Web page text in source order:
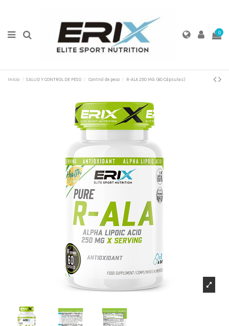
0
Inicio SALUD Y CONTROL DE PESO Control de peso R-ALA 250 MG (60 Cápsulas)